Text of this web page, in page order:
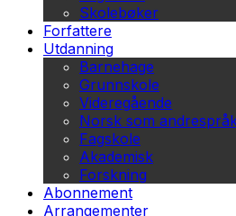
Skolebøker
Forfattere
Utdanning
Barnehage
Grunnskole
Videregående
Norsk som
Fagskole
Akademisk
Forskning
Abonnement
Arrangementer